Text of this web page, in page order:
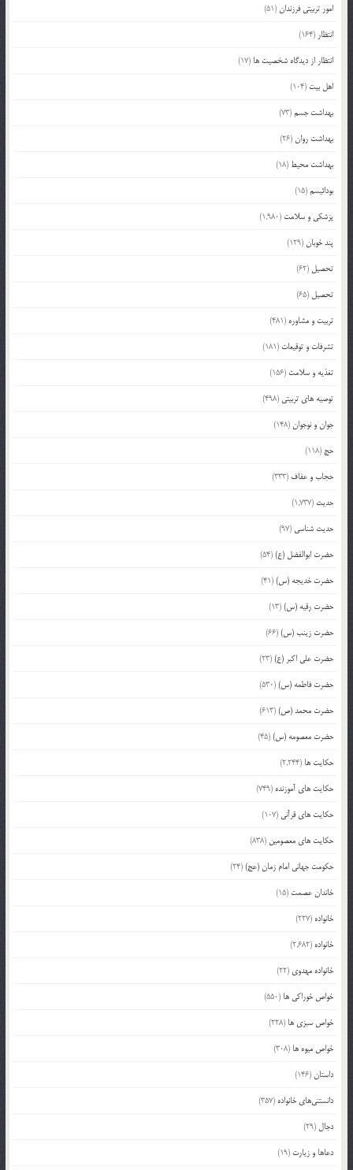
امور تربیتی فرزندان (51)
انتظار (164)
انتظار از دیدگاه شخصیت ها (17)
اهل بیت (104)
بهداشت جسم(73)
بهداشت روان (26)
بهداشت محیط (18)
بودائیسم(15)
پزشکی و سلامت (1,980)
پند خوبان (129)
تحصیل (62)
تحصیل (65)
تربیت و مشاوره (481)
تشرفات و توقیعات (181)
تغذیه و سلامت (156)
توصیه های تربیتی (498)
جوان و نوجوان (148)
حج (118)
حجاب و عفاف (333)
حدیث (1,737)
حدیث شناسی (97)
حضرت ابوالفضل (ع)(54)
حضرت خدیجه (س)(41)
حضرت رقیه (س)(13)
حضرت زینب (س)(66)
حضرت علی اکبر (ع)(23)
حضرت فاطمه (س)(530)
حضرت محمد (ص)(613)
حضرت معصومه (س)(45)
حکایت ها (2,244)
حکایت های آموزنده (749)
حکایت های قرآنی (107)
حکایت های معصومین (838)
حکومت جهانی امام زمان (عج)(24)
خاندان عصمت (15)
خانواده (227)
خانواده (2,682)
خانواده مهدوی (22)
خواص خوراکی ها (550)
خواص سبزی ها (228)
خواص میوه ها (308)
داستان (146)
دانستنی‌های خانواده (357)
دجال (29)
دعاها و زیارت (19)